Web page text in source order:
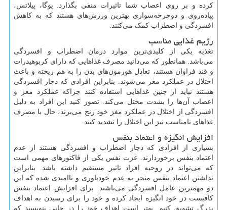
کرده و بر روی اعصاب شما تاثیرات منفی بگذارد. یوگا، پیلاتس،
پیاده‌روی و دوچرخه‌سواری بهترین ورزش‌های هستند که به کاهش
افسردگی و اضطراب کمک می‌کنند.
رژیم غذایی مناسب
تغذیه یکی از کلیدی‌ترین موارد درمان اضطراب و افسردگی
می‌باشد. همانطور که می‌دانید مصرف غذاهایی که دارای کربوهیدرات
و قند فراوان هستند، تعادل هورمون‌های بدن را به هم ریخته و باعث
اختلال در عملکرد مغز می‌شوند. بنابراین افرادی که دچار افسردگی
هستند نباید از چنین غذاهایی استفاده کنند چراکه عملکرد مغز و
اعصاب آن‌ها را بشدت مختل می‌کند. تصور کنید این افراد به دلیل
افسردگی از اختلال در عملکرد مغز خود رنج می‌برند، حال با مصرف
غذاهای نامناسب نیز این اختلال را تشدید کنند.
افزایش انگیزه و اعتماد بنفس
بسیاری از افرادی که دچار اضطراب و افسردگی هستند از عدم
اعتماد بنفس برخوردارند. عزت نفس یکی از فاکتورهای مهمی است
که می‌تواند در روحیه افراد تاثیر مستقیم داشته باشد. بنابراین
نداشتن اعتماد بنفس منجر به عدم خودباوری و ناامیدی شده که این
دو مهمترین عامل افسردگی می‌باشند. برای افزایش اعتماد بنفس
کافیست در خود انگیزه ایجاد کرده و خود را برای رسیدن به اهداف
بزرگ تشویق کنیم. بهتر است اهداف خود را در جایی بنویسید که